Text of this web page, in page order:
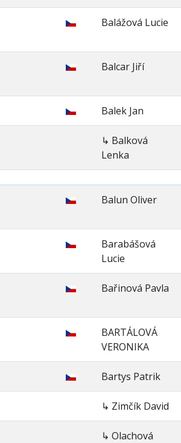
Balážová Lucie
Balcar Jiří
Balek Jan
↳ Balková
Lenka
Balun Oliver
Barabášová
Lucie
Bařinová Pavla
BARTÁLOVÁ
VERONIKA
Bartys Patrik
↳ Zimčík David
↳ Olachová